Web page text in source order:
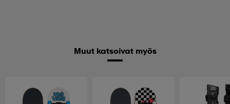
Muut katsoivat myös